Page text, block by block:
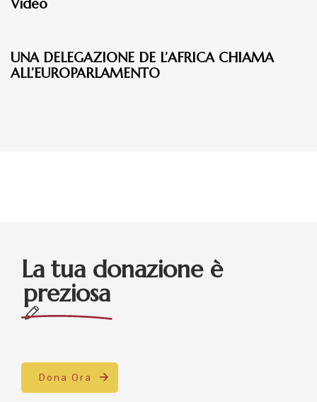
UNA DELEGAZIONE DE L’AFRICA CHIAMA
ALL’EUROPARLAMENTO
La tua donazione è
preziosa
Dona Ora